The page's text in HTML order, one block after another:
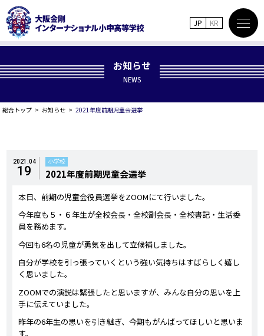
お知らせ
NEWS
総合トップ お知らせ 2021年度前期児童会選挙
JP KR
2021.04
19
小学校
2021年度前期児童会選挙
本日、前期の児童会役員選挙をZOOMにて行いました。
今年度も５・６年生が全校会長・全校副会長・全校書記・生活委
員を務めます。
今回も6名の児童が勇気を出して立候補しました。
自分が学校を引っ張っていくという強い気持ちはすばらしく嬉し
く思いました。
ZOOMでの演説は緊張したと思いますが、みんな自分の思いを上
手に伝えていました。
昨年の6年生の思いを引き継ぎ、今期もがんばってほしいと思いま
す。